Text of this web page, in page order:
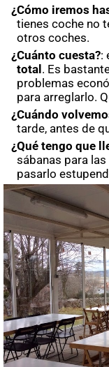
¿Cómo iremos
tienes coche no
otros coches.
¿Cuánto cuesta?:
total . Es
problemas
para arreglarlo.
¿Cuándo
tarde, antes de
¿Qué tengo que
sábanas para
pasarlo